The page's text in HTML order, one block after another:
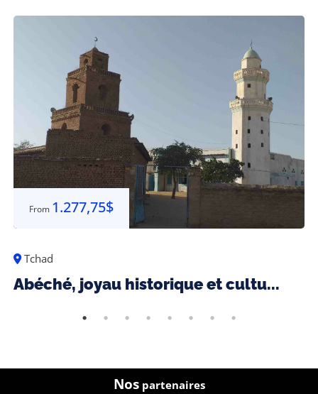
From 1.277,75$
Tchad
Abéché, joyau historique et cultu...
Nospartenaires